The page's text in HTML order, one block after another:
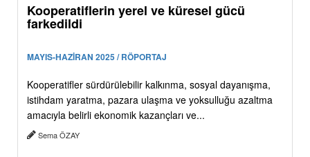
Kooperatiflerin yerel ve küresel gücü
farkedildi
MAYIS-HAZİRAN 2025 / RÖPORTAJ
Kooperatifler sürdürülebilir kalkınma, sosyal dayanışma,
istihdam yaratma, pazara ulaşma ve yoksulluğu azaltma
amacıyla belirli ekonomik kazançları ve...
Sema ÖZAY